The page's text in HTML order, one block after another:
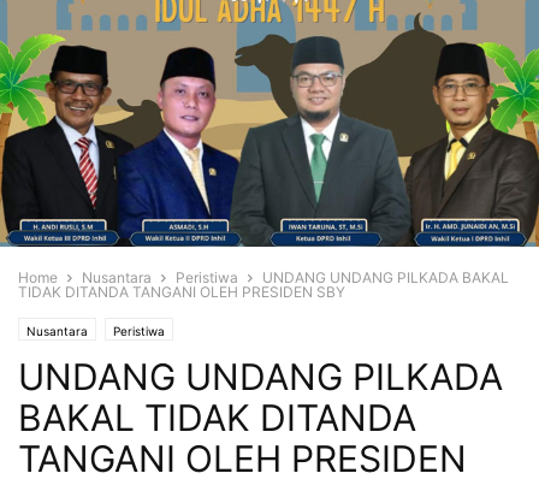
Home Nusantara Peristiwa
UNDANG UNDANG PILKADA BAKAL
TIDAK DITANDA TANGANI OLEH PRESIDEN SBY
Nusantara Peristiwa
UNDANG UNDANG PILKADA
BAKAL TIDAK DITANDA
TANGANI OLEH PRESIDEN